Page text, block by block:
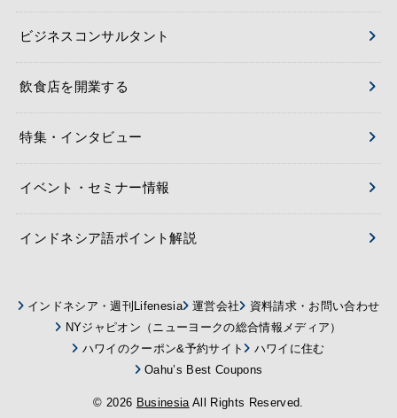
ビジネスコンサルタント
飲食店を開業する
特集・インタビュー
イベント・セミナー情報
インドネシア語ポイント解説
インドネシア・週刊Lifenesia 運営会社
資料請求・お問い合わせ
NYジャピオン（ニューヨークの総合情報メディア）
ハワイのクーポン&予約サイト
ハワイに住む
Oahu’s Best Coupons
© 2026 Businesia All Rights Reserved.